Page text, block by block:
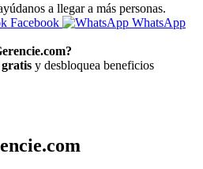
a llegar a más personas.
Facebook
WhatsApp
gratis y desbloquea beneficios